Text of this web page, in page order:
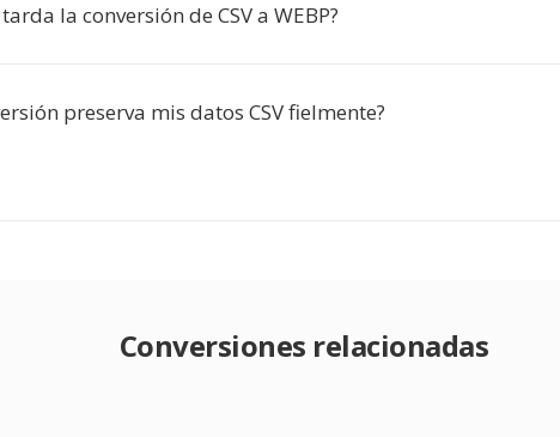
la conversión de CSV a WEBP?
preserva mis datos CSV fielmente?
Conversiones relacionadas